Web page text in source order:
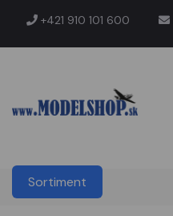
+421 910 101 600
Sortiment